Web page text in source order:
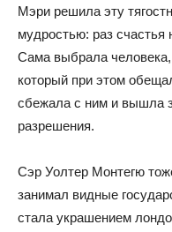
Мэри решила эту
мудростью: раз счастья
Сама выбрала человека,
который при этом
сбежала с ним и вышла
разрешения.
Сэр Уолтер Монтегю
занимал видные
стала украшением